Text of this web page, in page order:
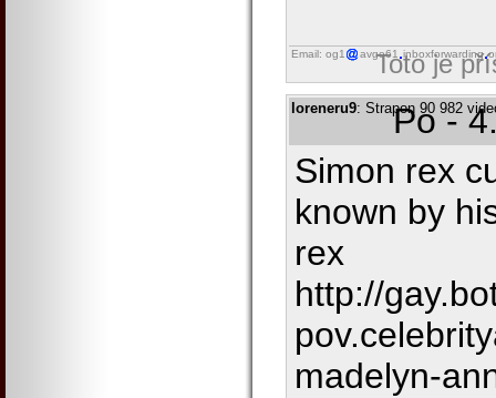
Email: og1 avgo61 inboxforwarding
Toto je
loreneru9: Strapon 90 982
Po -
Simon rex
known by
rex
http://
madelyn-